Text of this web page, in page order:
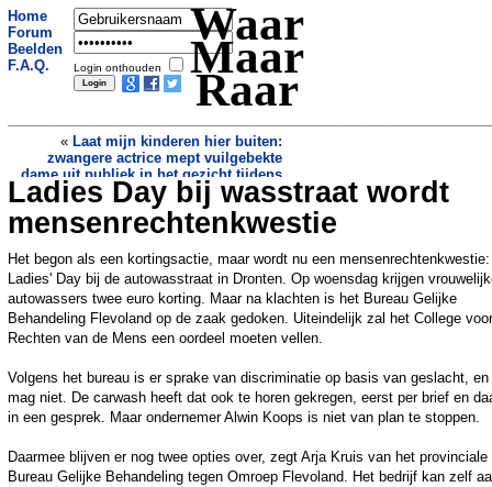
Home
Forum
Beelden
F.A.Q.
Login onthouden
Waar
Maar
Raar
« Laat mijn kinderen hier buiten:
zwangere actrice mept vuilgebekte
dame uit publiek in het gezicht tijdens
talkshow
Honden leggen drol voor originele
jaarkalender»
Ladies Day bij wasstraat wordt
mensenrechtenkwestie
Het begon als een kortingsactie, maar wordt nu een mensenrechtenkwestie:
Ladies' Day bij de autowasstraat in Dronten. Op woensdag krijgen
autowassers twee euro korting. Maar na klachten is het Bureau Gelijke
Behandeling Flevoland op de zaak gedoken. Uiteindelijk zal het College
Rechten van de Mens een oordeel moeten vellen.
Volgens het bureau is er sprake van discriminatie op basis van geslacht, en
mag niet. De carwash heeft dat ook te horen gekregen, eerst per brief en
in een gesprek. Maar ondernemer Alwin Koops is niet van plan te stoppen.
Daarmee blijven er nog twee opties over, zegt Arja Kruis van het provinciale
Bureau Gelijke Behandeling tegen Omroep Flevoland. Het bedrijf kan zelf